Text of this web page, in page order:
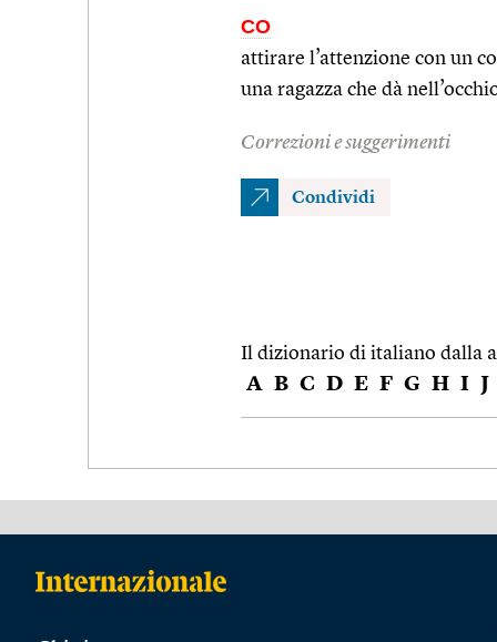
CO
attirare l’attenzione con un
una ragazza che dà
Correzioni e suggerimenti
Condividi
Il dizionario di italiano dalla
A B C D E F G H I J